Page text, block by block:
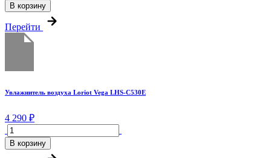
В корзину
Перейти
Увлажнитель воздуха Loriot Vega LHS-C530E
4 290 ₽
В корзину